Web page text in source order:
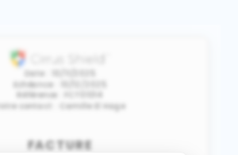
Date : 10/11/2025
Echéance : 10/12/2025
Référence :
Votre contact : Camille El Hage
FACTURE